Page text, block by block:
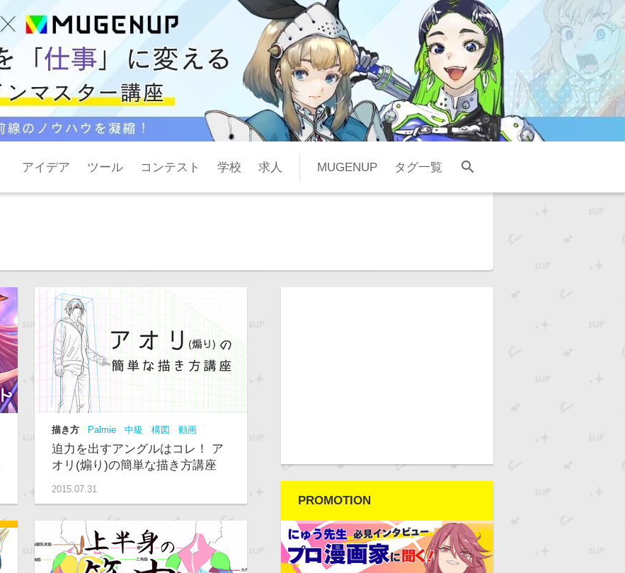
アイデア ツール コンテスト 学校 求人 MUGENUP タグ一覧 search
描き方 Palmie 中級 構図 動画
迫力を出すアングルはコレ！ ア
オリ(煽り)の簡単な描き方講座
2015.07.31
PROMOTION